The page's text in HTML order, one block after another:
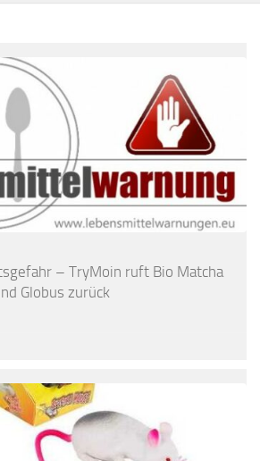
– TryMoin ruft Bio Matcha
Globus zurück